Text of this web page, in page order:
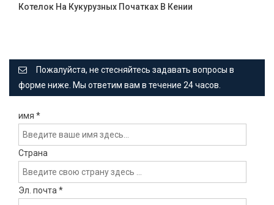
Котелок На Кукурузных Початках В Кении
Пожалуйста, не стесняйтесь задавать вопросы в
форме ниже. Мы ответим вам в течение 24 часов.
имя *
Страна
Эл. почта *